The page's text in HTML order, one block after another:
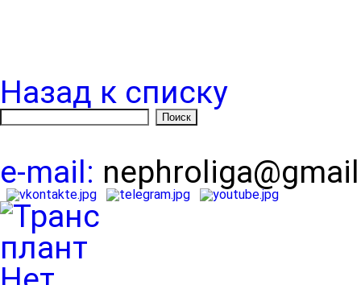
Назад к списку
e-mail: